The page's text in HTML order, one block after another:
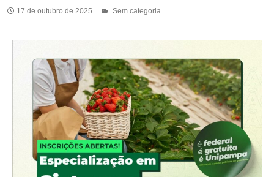
17 de outubro de 2025 Sem categoria